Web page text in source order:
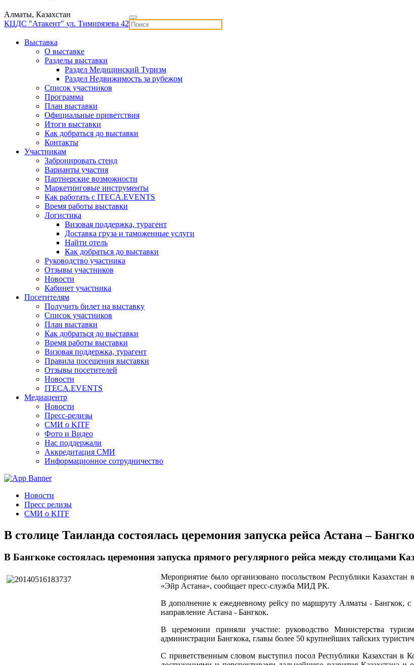
Алматы, Казахстан
КЦДС "Атакент" ул. Тимирязева 42
Выставка
О выставке
Разделы выставки
Раздел Медицинский Туризм
Раздел Недвижимость за рубежом
Список участников
Программа
План выставки
Официальные приветствия
Итоги выставки
Как добраться до выставки
Контакты
Участникам
Забронировать стенд
Варианты участия
Партнерские возможности
Маркетинговые инструменты
Как работать с ITECA.EVENTS
Время работы выставки
Логистика
Визовая поддержка, турагент
Доставка груза и таможенные услуги
Найти отель
Как добраться до выставки
Руководство участника
Отзывы участников
Новости
Кабинет участника
Посетителям
Получить билет на выставку
Список участников
План выставки
Как добраться до выставки
Время работы выставки
Визовая поддержка, турагент
Правила посещения выставки
Отзывы посетителей
Новости
ITECA.EVENTS
Медиацентр
Новости
Пресс-релизы
СМИ о KITF
Фото и Видео
Нас поддержали
Аккредитация СМИ
Информационное сотрудничество
Новости
Пресс релизы
СМИ о KITF
В столице Таиланда состоялась церемония запуска рейса Астана –
В Бангкоке состоялась церемония запуска прямого регулярного рейса между столицами
Мероприятие было организовано посольством Республики
«Эйр Астана», сообщает пресс-служба МИД РК.
В дополнение к ежедневному рейсу по маршруту Алматы - Бангкок, с
направление Астана - Бангкок.
В церемонии приняли участие: руководство Министерства
администрации Бангкока, главы более 50 крупнейших тайских
С приветственным словом выступил посол Республики Казахстан в